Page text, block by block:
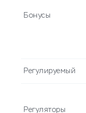
Бонусы
Регулируемый
Регуляторы